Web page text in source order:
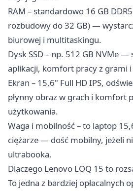
RAM – standardowo 16 GB
rozbudowy do 32 GB) —
biurowej i multitaskingu.
Dysk SSD – np. 512 GB NVMe
aplikacji, komfort pracy z grami
Ekran – 15,6" Full HD IPS,
płynny obraz w grach i komfort
użytkowania.
Waga i mobilność – to laptop
ciężarze — dość mobilny, jeżeli
ultrabooka.
Dlaczego Lenovo LOQ 15 to
To jedna z bardziej opłacalnych